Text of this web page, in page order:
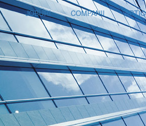
JOBURI COMPANII